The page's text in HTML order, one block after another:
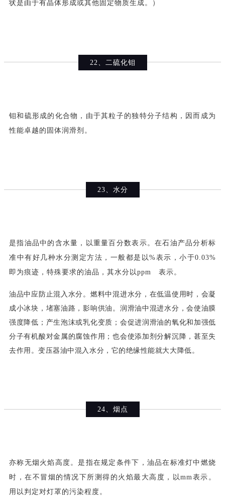
状是由于有晶体形成或其他固定物质生成。）
22、二硫化钼
钼和硫形成的化合物，由于其粒子的独特分子结构，因而成为
性能卓越的固体润滑剂。
23、水分
是指油品中的含水量，以重量百分数表示。在石油产品分析标
准中有好几种水分测定方法，一般都是以%表示，小于0.03%
即为痕迹，特殊要求的油品，其水分以ppm 表示。
油品中应防止混入水分。燃料中混进水分，在低温使用时，会凝
成小冰块，堵塞油路，影响供油。润滑油中混进水分，会使油膜
强度降低；产生泡沫或乳化变质；会促进润滑油的氧化和加强低
分子有机酸对金属的腐蚀作用；也会使添加剂分解沉降，甚至失
去作用。变压器油中混入水分，它的绝缘性能就大大降低。
24、烟点
亦称无烟火焰高度。是指在规定条件下，油品在标准灯中燃烧
时，在不冒烟的情况下所测得的火焰最大高度，以mm表示。
用以判定对灯罩的污染程度。